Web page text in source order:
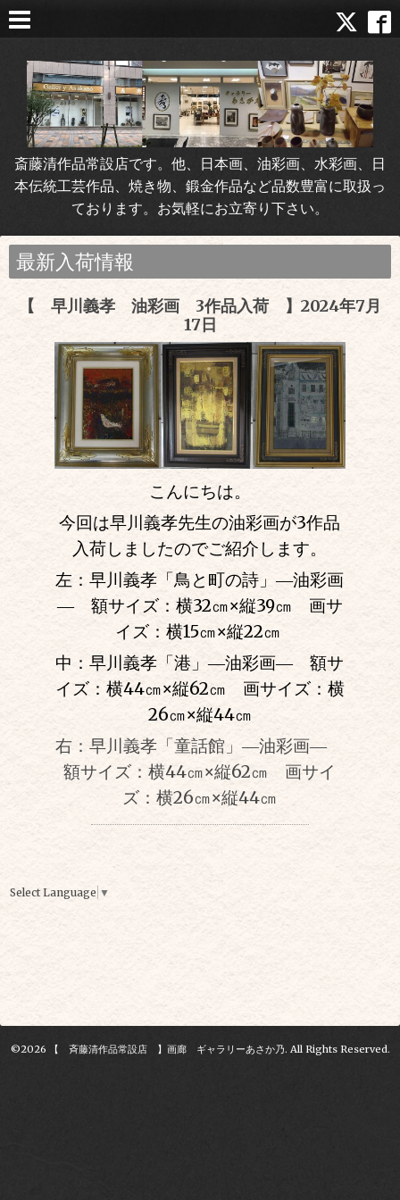
斎藤清作品常設店です。他、日本画、油彩画、水彩画、日
本伝統工芸作品、焼き物、鍛金作品など品数豊富に取扱っ
ております。お気軽にお立寄り下さい。
最新入荷情報
【 早川義孝 油彩画 3作品入荷 】2024年7月
17日
こんにちは。
今回は早川義孝先生の油彩画が3作品
入荷しましたのでご紹介します。
左：早川義孝「鳥と町の詩」―油彩画
― 額サイズ：横32㎝×縦39㎝ 画サ
イズ：横15㎝×縦22㎝
中：早川義孝「港」―油彩画― 額サ
イズ：横44㎝×縦62㎝ 画サイズ：横
26㎝×縦44㎝
右：早川義孝「童話館」―油彩画―
額サイズ：横44㎝×縦62㎝ 画サイ
ズ：横26㎝×縦44㎝
Select Language ▼
©2026 【 斉藤清作品常設店 】画廊 ギャラリーあさか乃. All Rights Reserved.